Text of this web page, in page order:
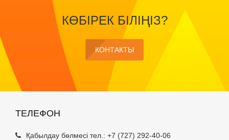
КӨБІРЕК БІЛІҢІЗ?
КОНТАКТЫ
ТЕЛЕФОН
Қабылдау бөлмесі тел.: +7 (727) 292-40-06